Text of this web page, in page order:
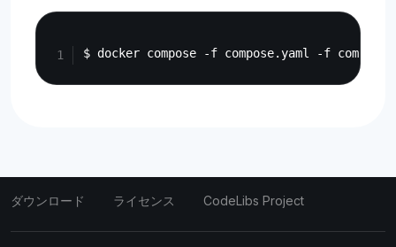
ダウンロード ライセンス CodeLibs Project